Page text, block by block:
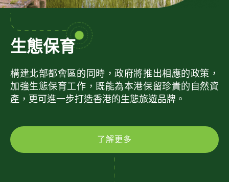
生態保育
構建北部都會區的同時，政府將推出相應的政策，
加強生態保育工作，既能為本港保留珍貴的自然資
產，更可進一步打造香港的生態旅遊品牌。
了解更多